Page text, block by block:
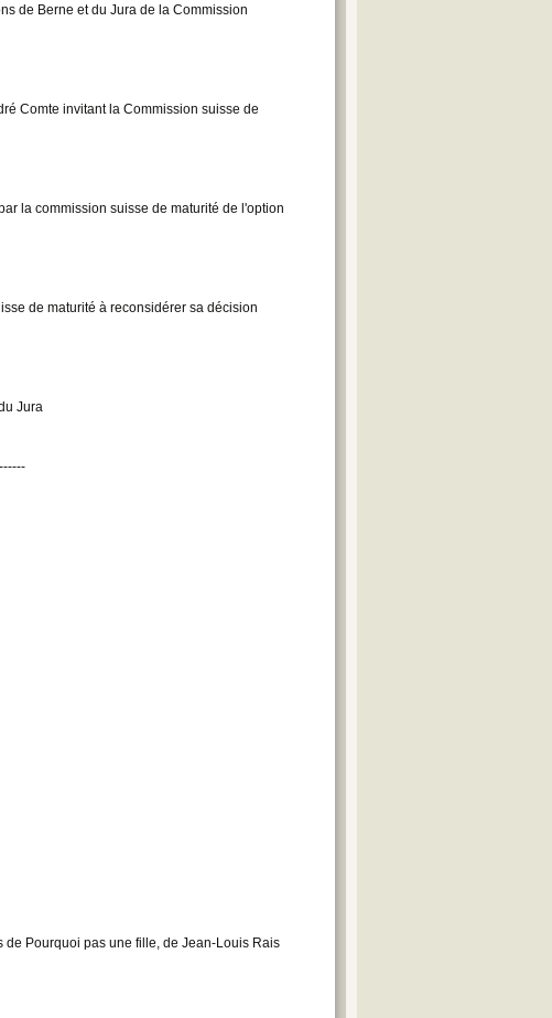
de Berne et du Jura de la Commission
Comte invitant la Commission suisse de
la commission suisse de maturité de l'option
de maturité à reconsidérer sa décision
Jura
de Pourquoi pas une fille, de Jean-Louis Rais